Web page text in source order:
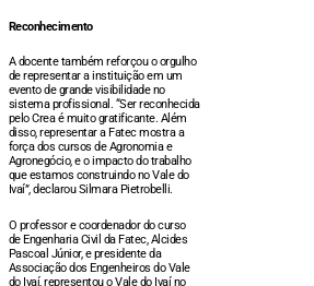
Reconhecimento
A docente também reforçou o orgulho
de representar a instituição em um
evento de grande visibilidade no
sistema profissional. “Ser reconhecida
pelo Crea é muito gratificante. Além
disso, representar a Fatec mostra a
força dos cursos de Agronomia e
Agronegócio, e o impacto do trabalho
que estamos construindo no Vale do
Ivaí”, declarou Silmara Pietrobelli.
O professor e coordenador do curso
de Engenharia Civil da Fatec, Alcides
Pascoal Júnior, e presidente da
Associação dos Engenheiros do Vale
do Ivaí, representou o Vale do Ivaí no